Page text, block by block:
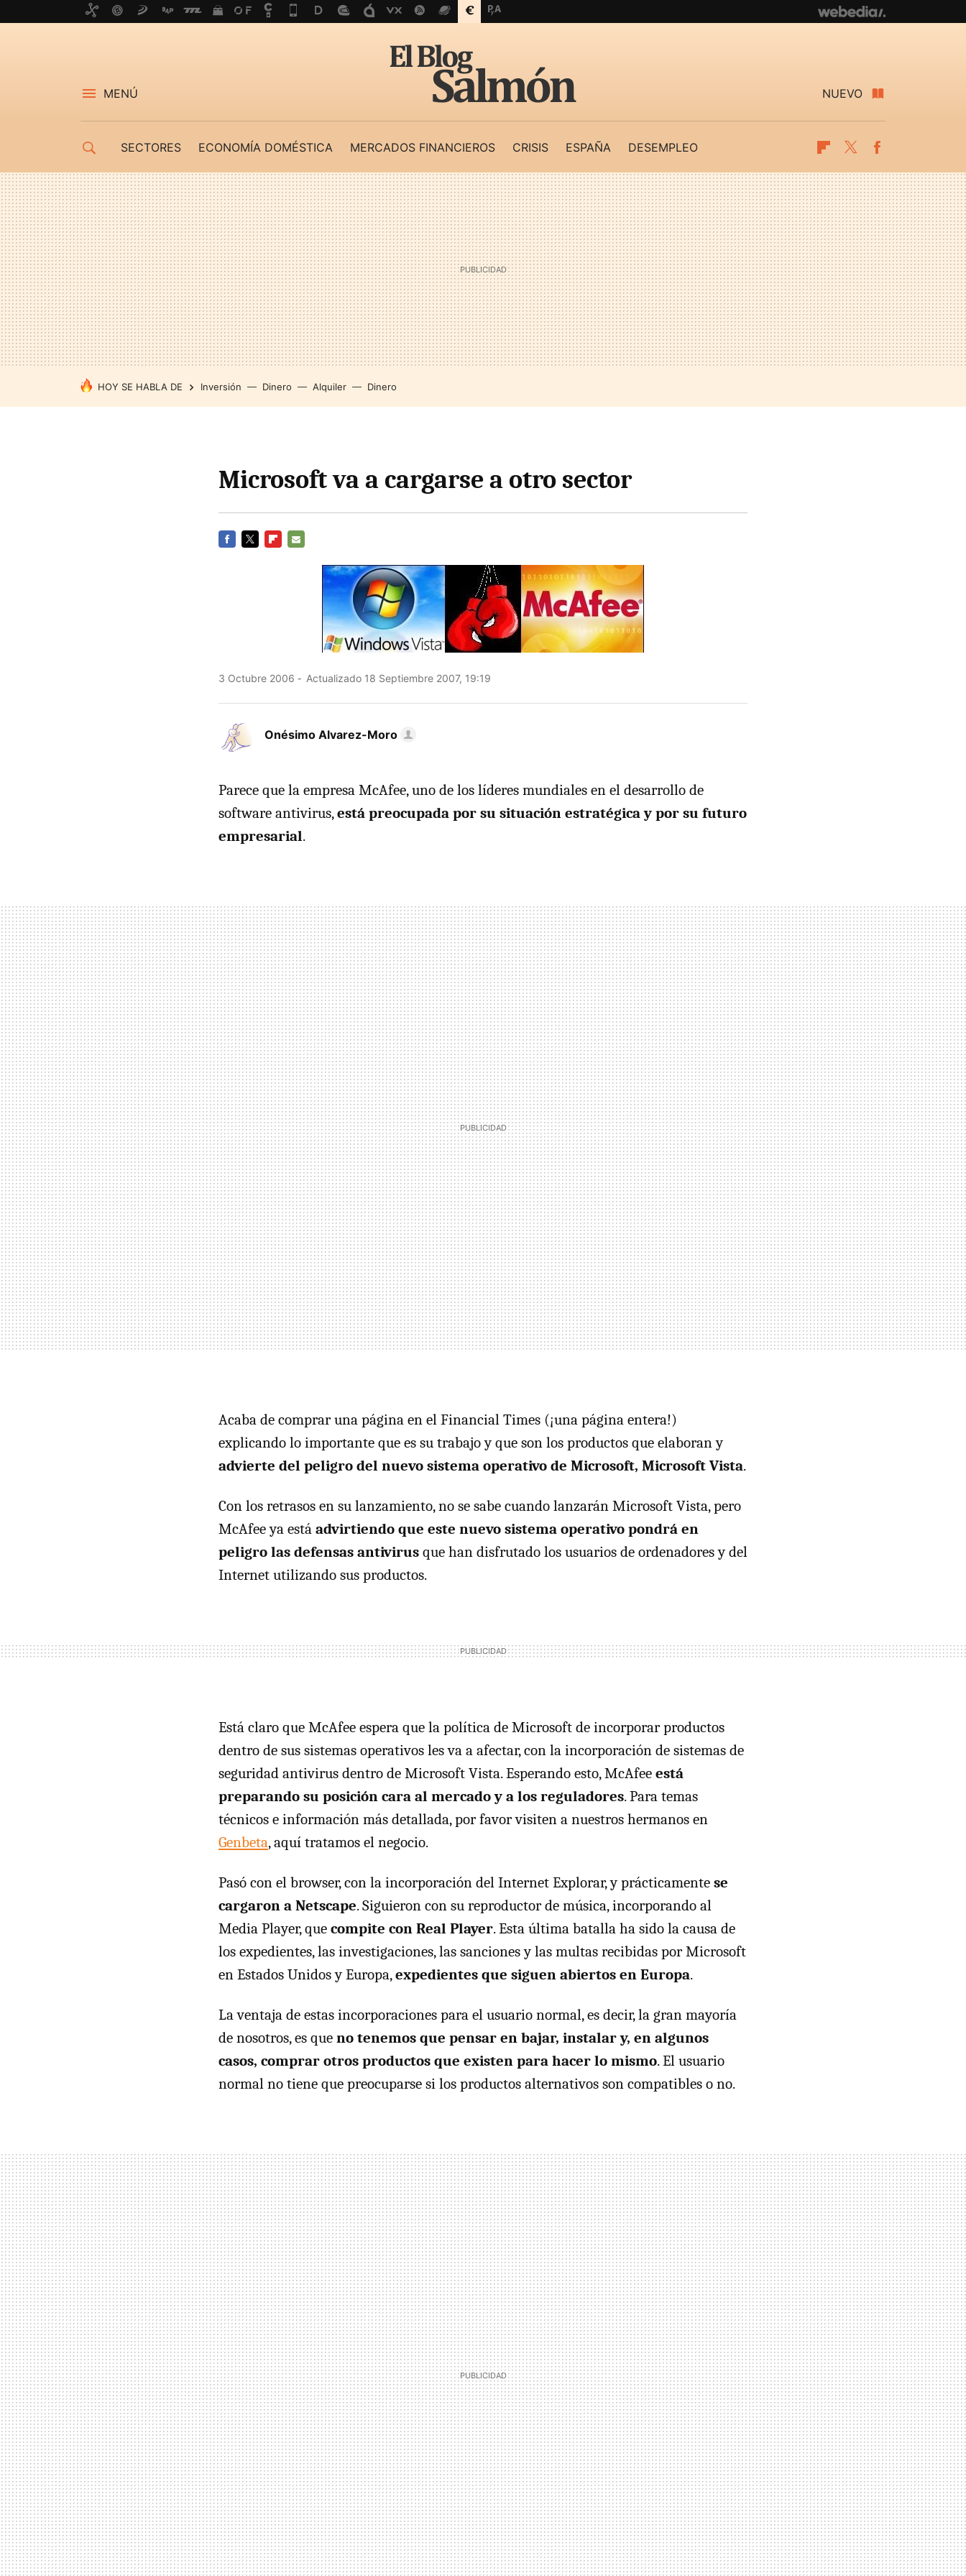
MENÚ NUEVO
SECTORES ECONOMÍA DOMÉSTICA MERCADOS FINANCIEROS CRISIS ESPAÑA DESEMPLEO Flipboard
Twitter
HOY SE HABLA DE Inversión Dinero Alquiler Dinero
Microsoft va a cargarse a otro sector
3 Octubre 2006 Actualizado 18 Septiembre 2007, 19:19
Onésimo Alvarez-Moro
Parece que la empresa McAfee, uno de los líderes mundiales en el desarrollo de
software antivirus,está preocupada por su situación estratégica y por su futuro
empresarial.
Acaba de comprar una página en el Financial Times (¡una página entera!)
explicando lo importante que es su trabajo y que son los productos que elaboran y
advierte del peligro del nuevo sistema operativo de Microsoft, Microsoft Vista.
Con los retrasos en su lanzamiento, no se sabe cuando lanzarán Microsoft Vista, pero
McAfee ya está advirtiendo que este nuevo sistema operativo pondrá en
peligro las defensas antivirus que han disfrutado los usuarios de ordenadores y del
Internet utilizando sus productos.
Está claro que McAfee espera que la política de Microsoft de incorporar productos
dentro de sus sistemas operativos les va a afectar, con la incorporación de sistemas de
seguridad antivirus dentro de Microsoft Vista. Esperando esto, McAfee está
preparando su posición cara al mercado y a los reguladores. Para temas
técnicos e información más detallada, por favor visiten a nuestros hermanos en
Genbeta, aquí tratamos el negocio.
Pasó con el browser, con la incorporación del Internet Explorar, y prácticamente se
cargaron a Netscape. Siguieron con su reproductor de música, incorporando al
Media Player, que compite con Real Player. Esta última batalla ha sido la causa de
los expedientes, las investigaciones, las sanciones y las multas recibidas por Microsoft
en Estados Unidos y Europa,expedientes que siguen abiertos en Europa.
La ventaja de estas incorporaciones para el usuario normal, es decir, la gran mayoría
de nosotros, es que no tenemos que pensar en bajar, instalar y, en algunos
casos, comprar otros productos que existen para hacer lo mismo. El usuario
normal no tiene que preocuparse si los productos alternativos son compatibles o no.